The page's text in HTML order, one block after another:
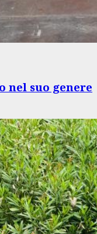
nel suo genere